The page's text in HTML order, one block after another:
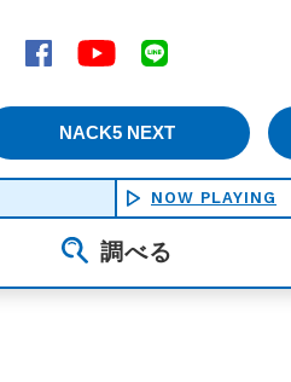
Twitter
Facebook YouTube
NACK5 NEXT
NOW PLAYING
調べる